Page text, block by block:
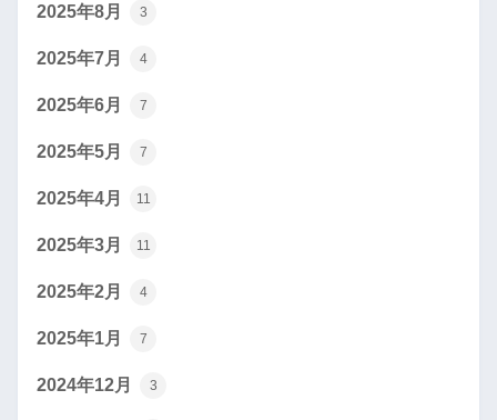
2025年8月 3
2025年7月 4
2025年6月 7
2025年5月 7
2025年4月 11
2025年3月 11
2025年2月 4
2025年1月 7
2024年12月 3